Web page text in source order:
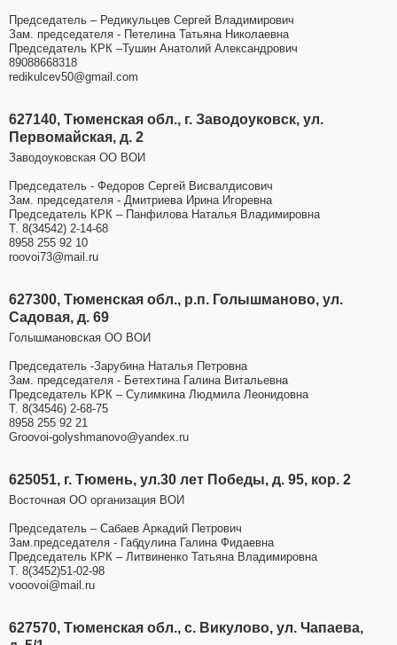
Председатель – Редикульцев Сергей Владимирович
Зам. председателя - Петелина Татьяна Николаевна
Председатель КРК –Тушин Анатолий Александрович
89088668318
redikulcev50@gmail.com
627140, Тюменская обл., г. Заводоуковск, ул.
Первомайская, д. 2
Заводоуковская ОО ВОИ
Председатель - Федоров Сергей Висвалдисович
Зам. председателя - Дмитриева Ирина Игоревна
Председатель КРК – Панфилова Наталья Владимировна
Т. 8(34542) 2-14-68
8958 255 92 10
roovoi73@mail.ru
627300, Тюменская обл., р.п. Голышманово, ул.
Садовая, д. 69
Голышмановская ОО ВОИ
Председатель -Зарубина Наталья Петровна
Зам. председателя - Бетехтина Галина Витальевна
Председатель КРК – Сулимкина Людмила Леонидовна
Т. 8(34546) 2-68-75
8958 255 92 21
Groovoi-golyshmanovo@yandex.ru
625051, г. Тюмень, ул.30 лет Победы, д. 95, кор. 2
Восточная ОО организация ВОИ
Председатель – Сабаев Аркадий Петрович
Зам.председателя - Габдулина Галина Фидаевна
Председатель КРК – Литвиненко Татьяна Владимировна
Т. 8(3452)51-02-98
vooovoi@mail.ru
627570, Тюменская обл., с. Викулово, ул. Чапаева,